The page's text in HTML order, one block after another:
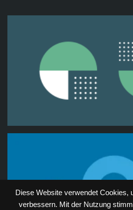
Diese Website verwendet Cookies,
verbessern. Mit der Nutzung